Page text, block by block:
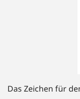
Das Zeichen für